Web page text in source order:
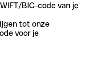
BIC-code van je
tot onze
voor je